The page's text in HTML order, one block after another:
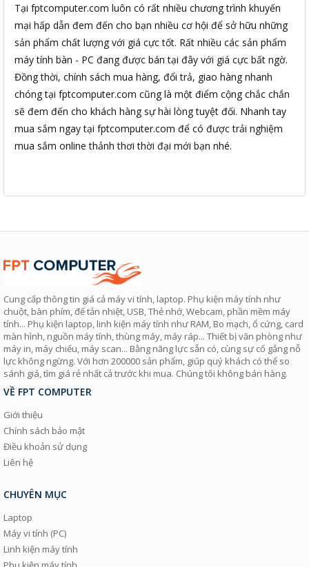
Tại fptcomputer.com luôn có rất nhiều chương trình khuyến
mại hấp dẫn đem đến cho bạn nhiều cơ hội để sở hữu những
sản phẩm chất lượng với giá cực tốt. Rất nhiều các sản phẩm
máy tính bàn - PC đang được bán tại đây với giá cực bất ngờ.
Đồng thời, chính sách mua hàng, đổi trả, giao hàng nhanh
chóng tại fptcomputer.com cũng là một điểm cộng chắc chắn
sẽ đem đến cho khách hàng sự hài lòng tuyệt đối. Nhanh tay
mua sắm ngay tại fptcomputer.com để có được trải nghiệm
mua sắm online thảnh thơi thời đại mới bạn nhé.
Cung cấp thông tin giá cả máy vi tính, laptop. Phụ kiện máy tính như
chuột, bàn phím, đế tản nhiệt, USB, Thẻ nhớ, Webcam, phần mềm máy
tính... Phụ kiện laptop, linh kiện máy tính như RAM, Bo mạch, ổ cứng, card
màn hình, nguồn máy tính, thùng máy, máy ráp... Thiết bị văn phòng như
máy in, máy chiếu, máy scan... Bằng năng lực sẵn có, cùng sự cố gắng nỗ
lực không ngừng. Với hơn 200000 sản phẩm, giúp quý khách có thể so
sánh giá, tìm giá rẻ nhất cả trước khi mua. Chúng tôi không bán hàng.
VỀ FPT COMPUTER
Giới thiệu
Chính sách bảo mật
Điều khoản sử dụng
Liên hệ
CHUYÊN MỤC
Laptop
Máy vi tính (PC)
Linh kiện máy tính